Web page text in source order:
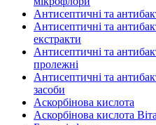
Антисептичні та
Антисептичні та
екстракти
Антисептичні та
пролежні
Антисептичні та
засоби
Аскорбінова кислота
Аскорбінова кислота